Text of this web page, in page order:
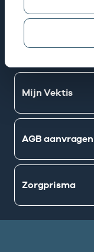
Snel naar
AGB zoeken
Mijn Vektis
AGB aanvragen
Zorgprisma